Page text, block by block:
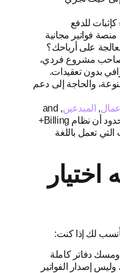
للدفع
فواتير مجانية
على أرباحك؟
صاحب مشروع فردي،
بدون تعقيدات.
والحاجة إلى دعم
, المبدعين, and
سيجد العاملون عبر الحدود أن نظام Billing+
تعمل باللغة
دفاتر كاملة
وليس إصدار الفواتير